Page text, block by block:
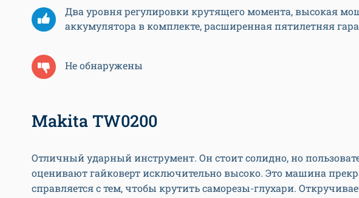
Два уровня регулировки крутящего момента, высокая
аккумулятора в комплекте, расширенная пятилетняя
Не обнаружены
Makita TW0200
Отличный ударный инструмент. Он стоит солидно, но
оценивают гайковерт исключительно высоко. Это машина
справляется с тем, чтобы крутить саморезы-глухари.